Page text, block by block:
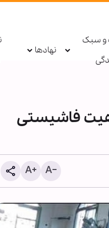
و سبک
نهادها
فاشیستی
سکینه مؤمنان در طوفان ترور
فشار